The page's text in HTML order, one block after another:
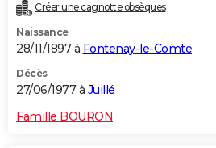
Créer une cagnotte obsèques
Naissance
28/11/1897 à Fontenay-le-Comte
Décès
27/06/1977 à Juillé
Famille BOURON